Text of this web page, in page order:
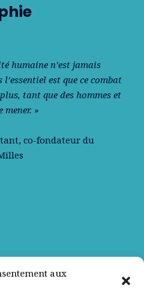
aux
humaine n’est jamais
est que ce combat
tant que des hommes et
mener. »
co-fondateur du